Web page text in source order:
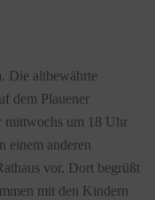
Die altbewährte
dem Plauener
mittwochs um 18 Uhr
einem anderen
vor. Dort begrüßt
mit den Kindern